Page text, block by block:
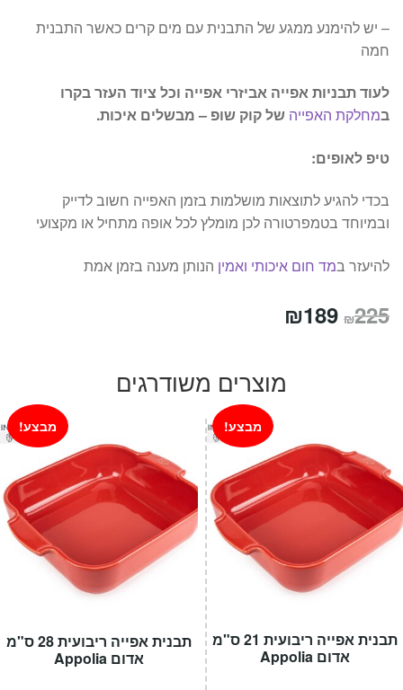
– יש להימנע ממגע של התבנית עם מים קרים כאשר התבנית
חמה
לעוד תבניות אפייה אביזרי אפייה וכל ציוד העזר בקרו
במחלקת האפייה של קוק שופ – מבשלים איכות.
טיפ לאופים:
בכדי להגיע לתוצאות מושלמות בזמן האפייה חשוב לדייק
ובמיוחד בטמפרטורה לכן מומלץ לכל אופה מתחיל או מקצועי
להיעזר במד חום איכותי ואמין הנותן מענה בזמן אמת
₪225 המחיר
₪189
הוא:
₪189.
מוצרים משודרגים
תבנית אפייה ריבועית 28 ס"מ
אדום Appolia
מבצע!
תבנית אפייה ריבועית 21 ס"מ
אדום Appolia
מבצע!